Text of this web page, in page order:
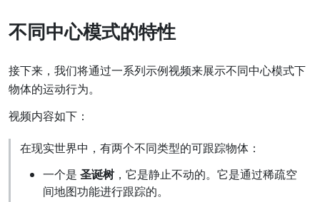
不同中心模式的特性
接下来，我们将通过一系列示例视频来展示不同中心模式下
物体的运动行为。
视频内容如下：
在现实世界中，有两个不同类型的可跟踪物体：
一个是 圣诞树，它是静止不动的。它是通过稀疏空
间地图功能进行跟踪的。